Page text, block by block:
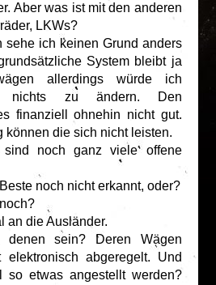
Aber was ist mit den anderen
LKWs?
sehe ich keinen Grund anders
System bleibt ja
allerdings würde ich
nichts zu ändern. Den
finanziell ohnehin nicht gut.
können die sich nicht leisten.
noch ganz viele offene
noch nicht erkannt, oder?
an die Ausländer.
sein? Deren Wägen
abgeregelt. Und
so etwas angestellt werden?